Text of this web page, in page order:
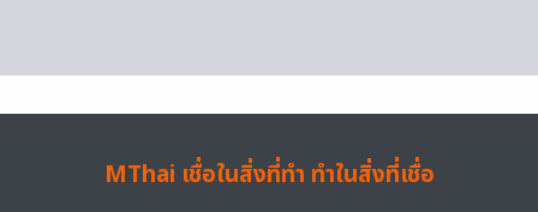
MThai เชื่อในสิ่งที่ทำ ทำในสิ่งที่เชื่อ